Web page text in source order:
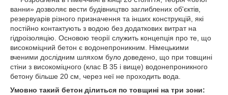
ванни» дозволяє вести будівництво заглиблених об'єктів,
резервуарів різного призначення та інших конструкцій, які
постійно контактують з водою без додаткових витрат на
гідроізоляцію. Основою теорії служить концепція про те, що
високоміцний бетон є водонепроникним. Німецькими
вченими дослідним шляхом було доведено, що при товщині
стіни з високоміцного (клас В 35 і вище) водонепроникного
бетону більше 20 см, через неї не проходить вода.
Умовно такий бетон ділиться по товщині на три зони: